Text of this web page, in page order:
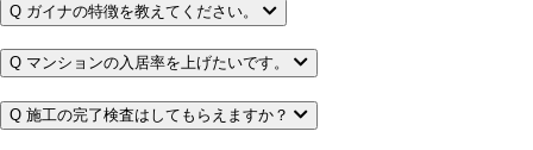
Q ガイナの特徴を教えてください。
Q マンションの入居率を上げたいです。
Q 施工の完了検査はしてもらえますか？